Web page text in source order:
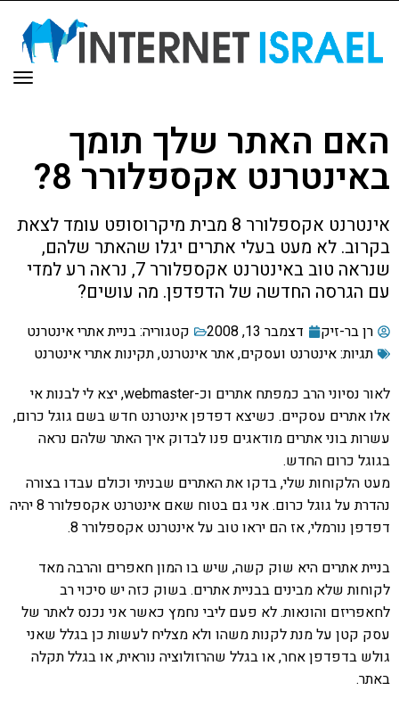
תפריט
האתר שלך תומך
אקספלורר 8?
אינטרנט אקספלורר 8 מבית מיקרוסופט עומד לצאת
לא מעט בעלי אתרים יגלו שהאתר שלהם,
שנראה טוב באינטרנט אקספלורר 7, נראה רע למדי
החדשה של הדפדפן. מה עושים?
זיק דצמבר 13, 2008 קטגוריה:בניית אתרי אינטרנט
אינטרנט ועסקים ,אתר אינטרנט,תקינות אתרי אינטרנט
לאור נסיוני הרב כמפתח אתרים וכ-webmaster, יצא לי לבנות אי
עסקיים. כשיצא דפדפן אינטרנט חדש בשם גוגל כרום,
אתרים מודאגים פנו לבדוק איך האתר שלהם נראה
החדש.
שלי, בדקו את האתרים שבניתי וכולם עבדו בצורה
נהדרת על גוגל כרום. אני גם בטוח שאם אינטרנט אקספלורר 8 יהיה
אז הם יראו טוב על אינטרנט אקספלורר 8.
היא שוק קשה, שיש בו המון חאפרים והרבה מאד
שלא מבינים בבניית אתרים. בשוק כזה יש סיכוי רב
והונאות. לא פעם ליבי נחמץ כאשר אני נכנס לאתר של
על מנת לקנות משהו ולא מצליח לעשות כן בגלל שאני
אחר, או בגלל שהרזולוציה נוראית, או בגלל תקלה